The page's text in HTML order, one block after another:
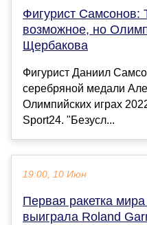
Фигурист Самсонов:
возможное, но
Щербакова
Фигурист Даниил
серебряной медали
Олимпийских играх
Sport24. "Безусл...
19:00, 10 Июн
Первая ракетка
выиграла Roland